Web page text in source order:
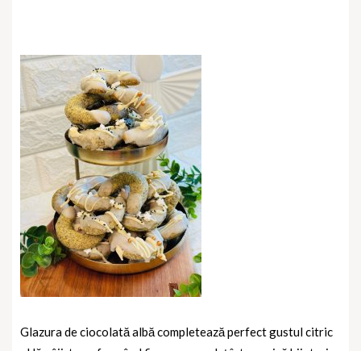
Glazura de ciocolată albă completează perfect gustul citric